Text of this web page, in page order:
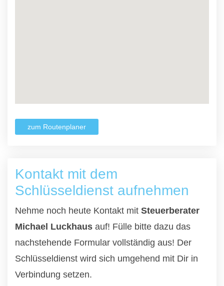
zum Routenplaner
Kontakt mit dem
Schlüsseldienst aufnehmen
Nehme noch heute Kontakt mit Steuerberater
Michael Luckhaus auf! Fülle bitte dazu das
nachstehende Formular vollständig aus! Der
Schlüsseldienst wird sich umgehend mit Dir in
Verbindung setzen.